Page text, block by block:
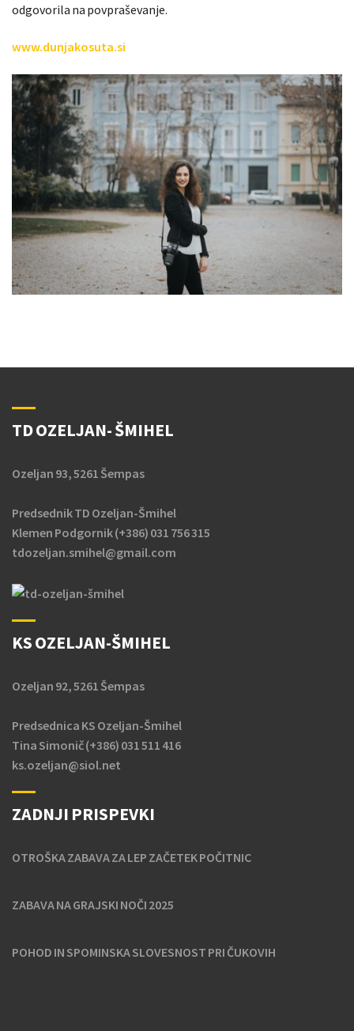
odgovorila na povpraševanje.
www.dunjakosuta.si
TD OZELJAN- ŠMIHEL
Ozeljan 93, 5261 Šempas
Predsednik TD Ozeljan-Šmihel
Klemen Podgornik (+386) 031 756 315
tdozeljan.smihel@gmail.com
KS OZELJAN-ŠMIHEL
Ozeljan 92, 5261 Šempas
Predsednica KS Ozeljan-Šmihel
Tina Simonič (+386) 031 511 416
ks.ozeljan@siol.net
ZADNJI PRISPEVKI
OTROŠKA ZABAVA ZA LEP ZAČETEK POČITNIC
ZABAVA NA GRAJSKI NOČI 2025
POHOD IN SPOMINSKA SLOVESNOST PRI ČUKOVIH